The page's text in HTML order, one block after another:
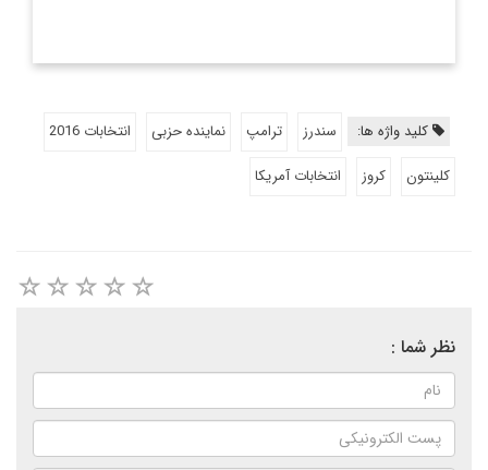
کلید واژه ها: سندرز ترامپ نماینده حزبی
انتخابات 2016
كلينتون
كروز انتخابات آمريكا
نظر شما :